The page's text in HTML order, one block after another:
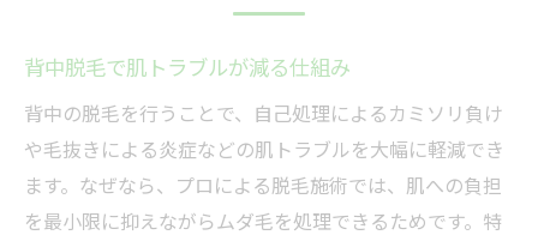
背中脱毛で肌トラブルが減る仕組み
背中の脱毛を行うことで、自己処理によるカミソリ負け
や毛抜きによる炎症などの肌トラブルを大幅に軽減でき
ます。なぜなら、プロによる脱毛施術では、肌への負担
を最小限に抑えながらムダ毛を処理できるためです。特